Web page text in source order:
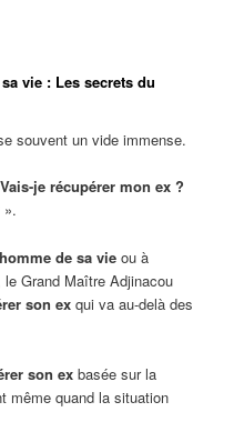
vie : Les secrets du
souvent un vide immense.
Vais-je récupérer mon ex ?
».
de sa vie ou à
le Grand Maître Adjinacou
son ex qui va au-delà des
son ex basée sur la
même quand la situation